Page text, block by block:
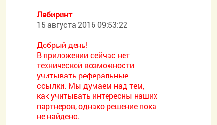
Лабиринт
15 августа 2016 09:53:22
Добрый день!
В приложении сейчас нет
технической возможности
учитывать реферальные
ссылки. Мы думаем над тем,
как учитывать интересны наших
партнеров, однако решение пока
не найдено.